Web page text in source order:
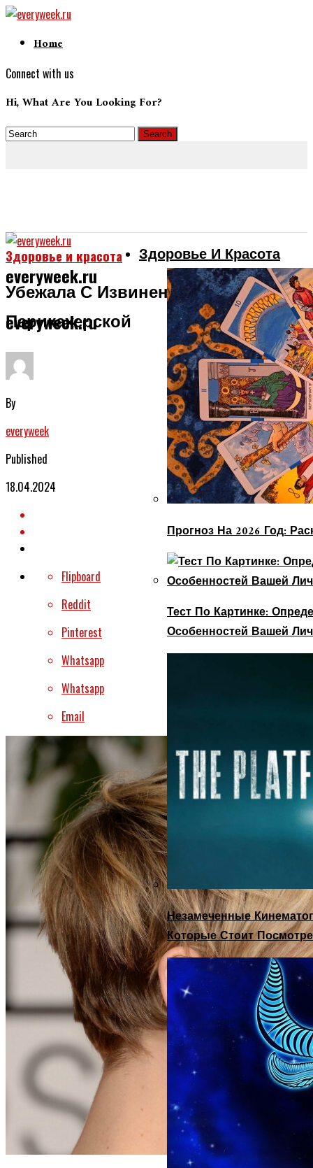
Home
Connect with us
Hi, What Are You Looking For?
everyweek.ru
everyweek.ru
Здоровье И Красота
Прогноз На 2026 Год:
Тест По Картинке:
Особенностей Вашей
Незамеченные
Которые Стоит
Здоровье и красота
Убежала С Извинениями Из
Парикахерской
By
everyweek
Published
18.04.2024
Flipboard
Reddit
Pinterest
Whatsapp
Whatsapp
Email